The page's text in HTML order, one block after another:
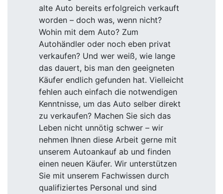
alte Auto bereits erfolgreich verkauft
worden – doch was, wenn nicht?
Wohin mit dem Auto? Zum
Autohändler oder noch eben privat
verkaufen? Und wer weiß, wie lange
das dauert, bis man den geeigneten
Käufer endlich gefunden hat. Vielleicht
fehlen auch einfach die notwendigen
Kenntnisse, um das Auto selber direkt
zu verkaufen? Machen Sie sich das
Leben nicht unnötig schwer – wir
nehmen Ihnen diese Arbeit gerne mit
unserem Autoankauf ab und finden
einen neuen Käufer. Wir unterstützen
Sie mit unserem Fachwissen durch
qualifiziertes Personal und sind